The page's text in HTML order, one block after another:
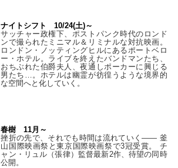
ナイトシフト 10/24(土)～
サッチャー政権下、ポストパンク時代のロンド
ンで撮られたミニマル＆リミナルな対抗映画。
ロンドン・ノッティングヒルにあるポートベロ
ー・ホテル。ライブを終えたバンドマンたち、
おちぶれた伯爵夫人、夜通しポーカーに興じる
男たち…。ホテルは幽霊が彷徨うような境界的
な空間へと化していく。
春樹 11月～
挫折の先で、それでも時間は流れていく—— 釜
山国際映画祭と東京国際映画祭で3冠受賞。 チ
ャン・リュル（張律）監督最新2作、待望の同時
公開。